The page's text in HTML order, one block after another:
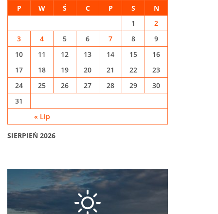
SIERPIEŃ 2026
P W Ś C P S N
« Lip
1
2
3
4 5 6 7 8
9
10
11 12 13 14 15
16
17
18 19 20 21 22
23
24
25 26 27 28 29
30
31